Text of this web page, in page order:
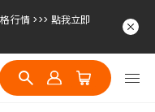
行情 >>> 點我立即
行情 >>> 點我立即
行情 >>> 點我立即